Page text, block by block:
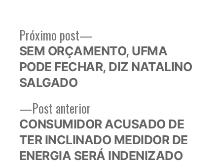
Navegação
de
Post
Post anteriorPost
anterior:
CONSUMIDOR ACUSADO DE
TER INCLINADO MEDIDOR DE
ENERGIA SERÁ INDENIZADO
Próximo post
Próximo
post:
SEM ORÇAMENTO, UFMA
PODE FECHAR, DIZ NATALINO
SALGADO